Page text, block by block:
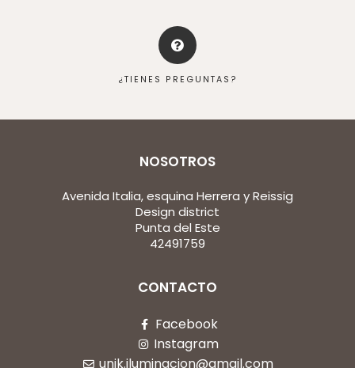
¿TIENES PREGUNTAS?
NOSOTROS
Avenida Italia, esquina Herrera y Reissig
Design district
Punta del Este
42491759
CONTACTO
Facebook
Instagram
unik.iluminacion@gmail.com